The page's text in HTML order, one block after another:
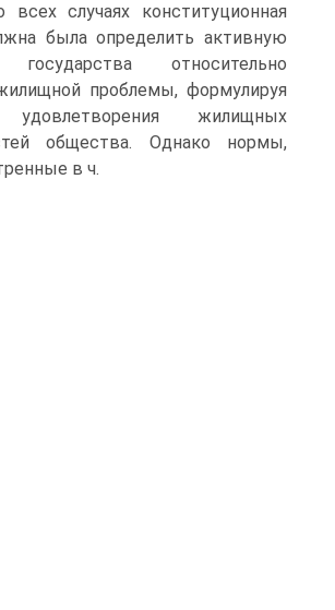
всех случаях конституционная
была определить активную
относительно
проблемы, формулируя
удовлетворения жилищных
общества. Однако нормы,
в ч.